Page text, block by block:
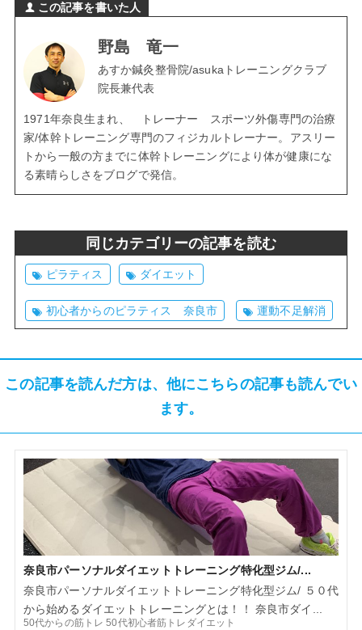
この記事を書いた人
野島 竜一
あすか鍼灸整骨院/asukaトレーニングクラブ
院長兼代表
1971年奈良生まれ、 トレーナー スポーツ外傷専門の治療
家/体幹トレーニング専門のフィジカルトレーナー。アスリー
トから一般の方までに体幹トレーニングにより体が健康にな
る素晴らしさをブログで発信。
同じカテゴリーの記事を読む
ピラティス ダイエット
初心者からのピラティス 奈良市 運動不足解消
この記事を読んだ方は、他にこちらの記事も読んでい
ます。
奈良市パーソナルダイエットトレーニング特化型ジム/...
奈良市パーソナルダイエットトレーニング特化型ジム/ ５０代
から始めるダイエットトレーニングとは！！ 奈良市ダイ...
50代からの筋トレ 50代初心者筋トレダイエット